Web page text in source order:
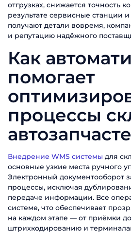
отгрузках, снижается точность
результате сервисные станции
получают детали вовремя,
и репутацию надёжного
Как
помогает
процессы
Внедрение WMS системы для
основные узкие места ручного
Электронный документооборот
процессы, исключая
передаче информации. Все
системе, что обеспечивает
на каждом этапе — от приёмки
штрихкодированию и